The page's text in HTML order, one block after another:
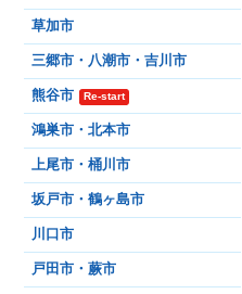
草加市
三郷市・八潮市・吉川市
熊谷市 Re-start
鴻巣市・北本市
上尾市・桶川市
坂戸市・鶴ヶ島市
川口市
戸田市・蕨市